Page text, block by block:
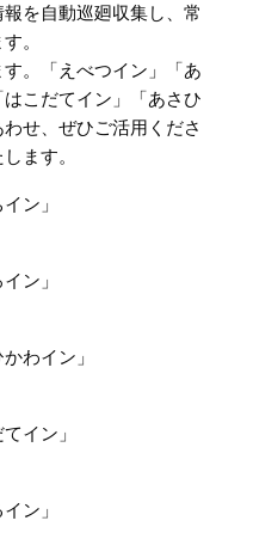
を自動巡廻収集し、常
。
。「えべつイン」「あ
こだてイン」「あさひ
せ、ぜひご活用くださ
ます。
ン」
ン」
わイン」
イン」
ン」